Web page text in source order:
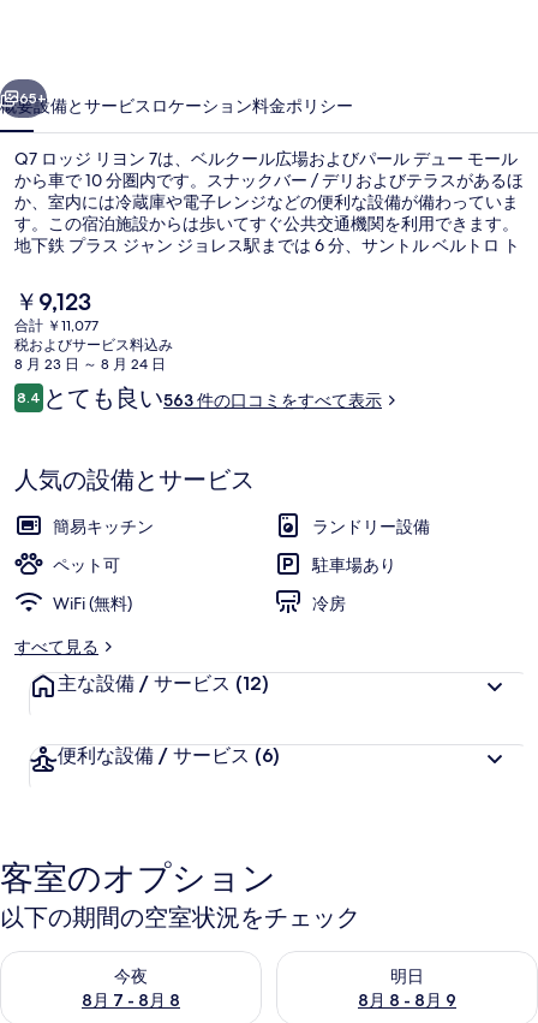
7
の
写
真
ギ
ラ
リ
ー
65+
概要設備とサービス ロケーション料金ポリシー
Q7 ロッジ リヨン 7は、ベルクール広場およびパール デュー モール
から車で 10 分圏内です。スナックバー / デリおよびテラスがあるほ
か、室内には冷蔵庫や電子レンジなどの便利な設備が備わっていま
す。この宿泊施設からは歩いてすぐ公共交通機関を利用できます。
地下鉄 プラス ジャン ジョレス駅までは 6 分、サントル ベルトロ ト
現
在
の
料
金
は
す
￥9,123
合計 ￥11,077
税およびサービス料込み
8 月 23 日 ～ 8 月 24 日
口
コ
8.410段階中8.4
とても良い563 件の口コミをすべて表示
人気の設備とサービス
簡易キッチン
ランドリー設備
ペット可
駐車場あり
WiFi (無料)
冷房
すべて見る
主な設備 / サービス (12)
便利な設備 / サービス (6)
客室のオプション
以下の期間の空室状況をチェック
今夜
8月 7 - 8月 8
今夜 8月 7 - 8月 8 の空室状況をチェック
明日
8月 8 - 8月 9
明日 8月 8 - 8月 9 の空室状況